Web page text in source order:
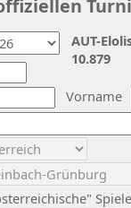
Vorname
AUT-
10.879